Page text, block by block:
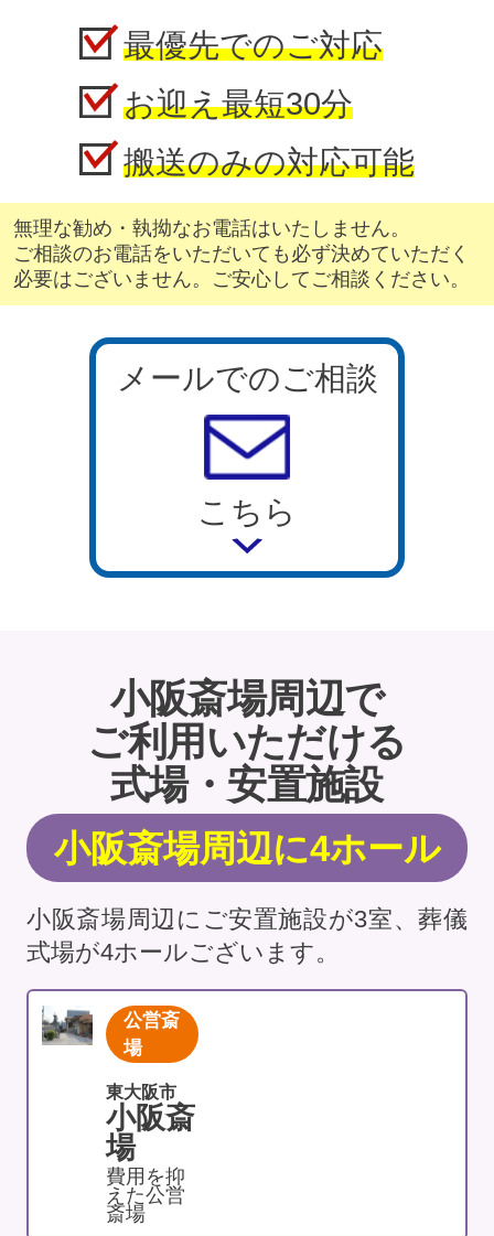
最優先でのご対応
お迎え最短30分
搬送のみの対応可能
無理な勧め・執拗なお電話はいたしません。
ご相談のお電話をいただいても必ず決めていただく
必要はございません。ご安心してご相談ください。
メールでのご相談
こちら
小阪斎場周辺で
ご利用いただける
式場・安置施設
小阪斎場周辺に4ホール
小阪斎場周辺にご安置施設が3室、葬儀
式場が4ホールございます。
公営斎
場
東大阪市
小阪斎
場
費用を抑
えた公営
斎場